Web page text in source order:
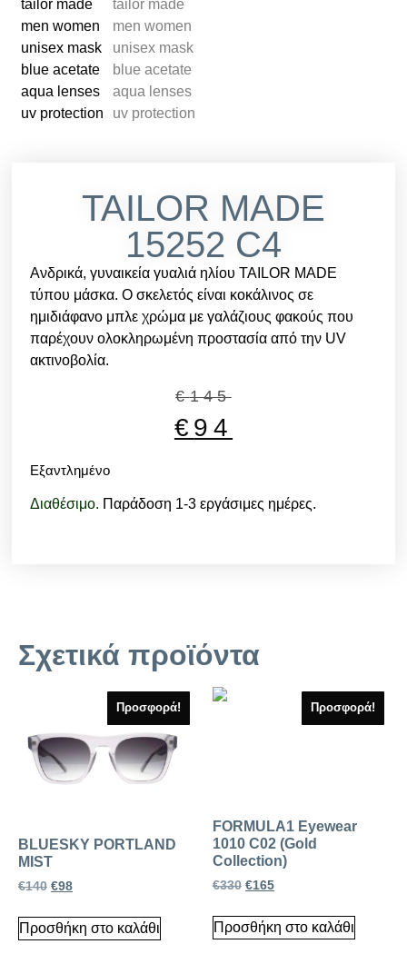
TAILOR MADE
15252 C4
Ανδρικά, γυναικεία γυαλιά ηλίου TAILOR MADE
τύπου μάσκα. Ο σκελετός είναι κοκάλινος σε
ημιδιάφανο μπλε χρώμα με γαλάζιους φακούς που
παρέχουν ολοκληρωμένη προστασία από την UV
ακτινοβολία.
€145
€ 94
Εξαντλημένο
Διαθέσιμο. Παράδοση 1-3 εργάσιμες ημέρες.
Σχετικά προϊόντα
Προσφορά!
BLUESKY PORTLAND
MIST
€140 €98
Προσθήκη στο καλάθι
Προσφορά!
FORMULA1 Eyewear
1010 C02 (Gold
Collection)
€330 €165
Προσθήκη στο καλάθι